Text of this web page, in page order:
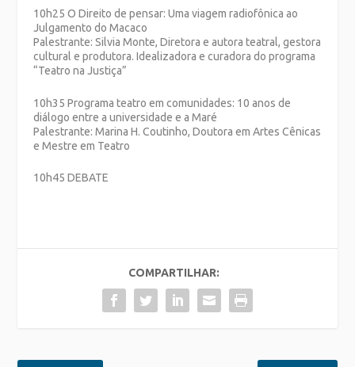
10h25 O Direito de pensar: Uma viagem radiofônica ao
Julgamento do Macaco
Palestrante: Silvia Monte, Diretora e autora teatral, gestora
cultural e produtora. Idealizadora e curadora do programa
“Teatro na Justiça”
10h35 Programa teatro em comunidades: 10 anos de
diálogo entre a universidade e a Maré
Palestrante: Marina H. Coutinho, Doutora em Artes Cênicas
e Mestre em Teatro
10h45 DEBATE
COMPARTILHAR: